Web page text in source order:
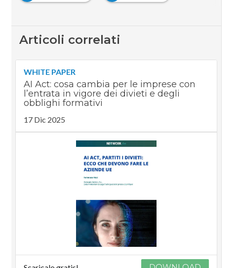
Articoli correlati
WHITE PAPER
AI Act: cosa cambia per le imprese con
l’entrata in vigore dei divieti e degli
obblighi formativi
17 Dic 2025